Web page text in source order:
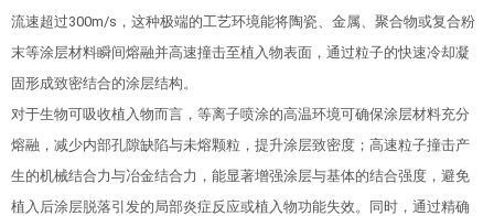
流速超过300m/s，这种极端的工艺环境能将陶瓷、金属、聚合物或复合粉
末等涂层材料瞬间熔融并高速撞击至植入物表面，通过粒子的快速冷却凝
固形成致密结合的涂层结构。
对于生物可吸收植入物而言，等离子喷涂的高温环境可确保涂层材料充分
熔融，减少内部孔隙缺陷与未熔颗粒，提升涂层致密度；高速粒子撞击产
生的机械结合力与冶金结合力，能显著增强涂层与基体的结合强度，避免
植入后涂层脱落引发的局部炎症反应或植入物功能失效。同时，通过精确